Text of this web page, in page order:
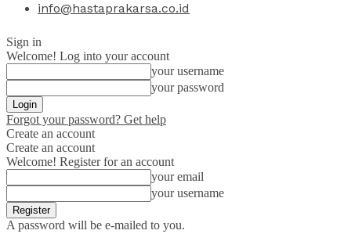
info@hastaprakarsa.co.id
Sign in
Welcome! Log into your account
your username
your password
Forgot your password? Get help
Create an account
Create an account
Welcome! Register for an account
your email
your username
A password will be e-mailed to you.